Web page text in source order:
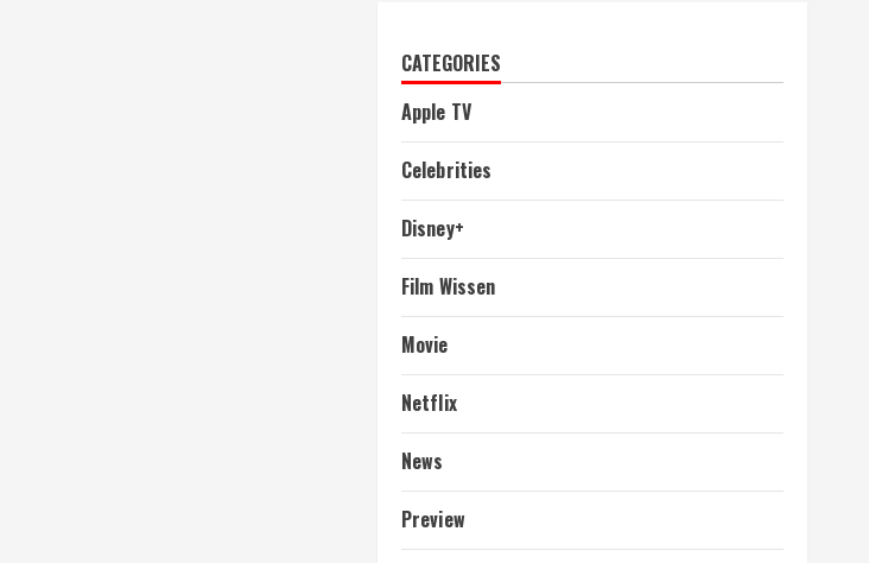
CATEGORIES
Apple TV
Celebrities
Disney+
Film Wissen
Movie
Netflix
News
Preview